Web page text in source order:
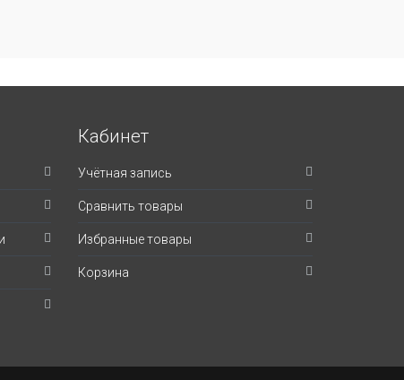
Кабинет
Учётная запись
Сравнить товары
Избранные товары
Корзина